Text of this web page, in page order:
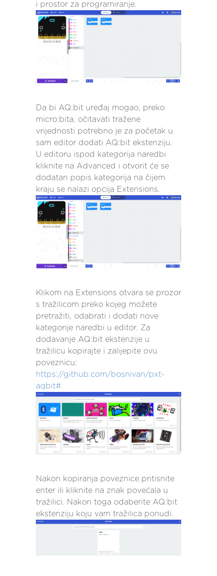
i prostor za programiranje.
Da bi AQ:bit uređaj mogao, preko
micro:bita, očitavati tražene
vrijednosti potrebno je za početak u
sam editor dodati AQ:bit ekstenziju.
U editoru ispod kategorija naredbi
kliknite na Advanced i otvorit će se
dodatan popis kategorija na čijem
kraju se nalazi opcija Extensions.
Klikom na Extensions otvara se prozor
s tražilicom preko kojeg možete
pretražiti, odabrati i dodati nove
kategorije naredbi u editor. Za
dodavanje AQ:bit ekstenzije u
tražilicu kopirajte i zalijepite ovu
poveznicu:
https://github.com/bosnivan/pxt-
aqbit#.
Nakon kopiranja poveznice pritisnite
enter ili kliknite na znak povećala u
tražilici. Nakon toga odaberite AQ:bit
ekstenziju koju vam tražilica ponudi.